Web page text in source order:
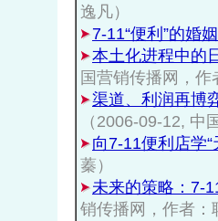
逸凡）
7-11“便利”的婚姻
本土化进程中的
国营销传播网，作
渠道、利润再博
（2006-09-12, 中
向7-11便利店学“
蓁）
未来的策略：7-
销传播网，作者：